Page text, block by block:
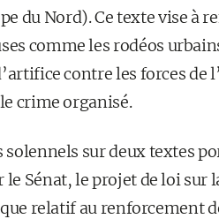
du Nord). Ce texte vise à
comme les rodéos
contre les forces de
crime organisé.
sur deux textes
le Sénat, le projet de loi
relatif au renforcement